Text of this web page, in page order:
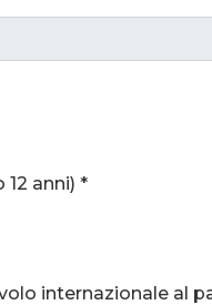
anni) *
internazionale al